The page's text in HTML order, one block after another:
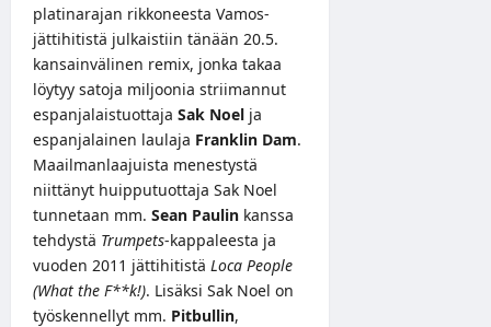
platinarajan rikkoneesta Vamos-
jättihitistä julkaistiin tänään 20.5.
kansainvälinen remix, jonka takaa
löytyy satoja miljoonia striimannut
espanjalaistuottaja Sak Noel ja
espanjalainen laulaja Franklin Dam.
Maailmanlaajuista menestystä
niittänyt huipputuottaja Sak Noel
tunnetaan mm. Sean Paulin kanssa
tehdystä Trumpets-kappaleesta ja
vuoden 2011 jättihitistä Loca People
(What the F**k!). Lisäksi Sak Noel on
työskennellyt mm. Pitbullin,